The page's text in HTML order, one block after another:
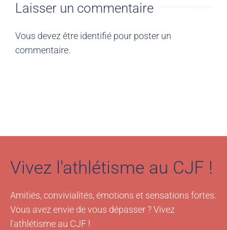
Laisser un commentaire
Vous devez être identifié pour poster un
commentaire.
Vivez l'athlétisme au CJF !
Amitiés, convivialités, émotions et sensations fortes.
Vous avez envie de vous dépasser ? Vivez
l'athlétisme au CJF !